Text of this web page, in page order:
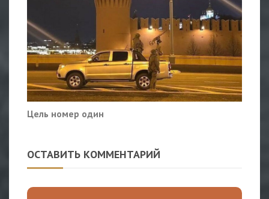
Цель номер один
ОСТАВИТЬ КОММЕНТАРИЙ